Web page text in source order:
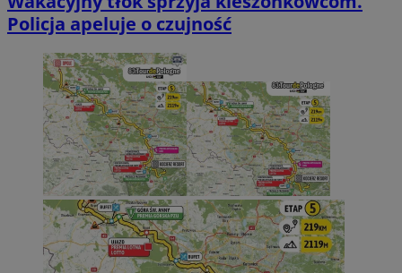
Policja apeluje o czujność